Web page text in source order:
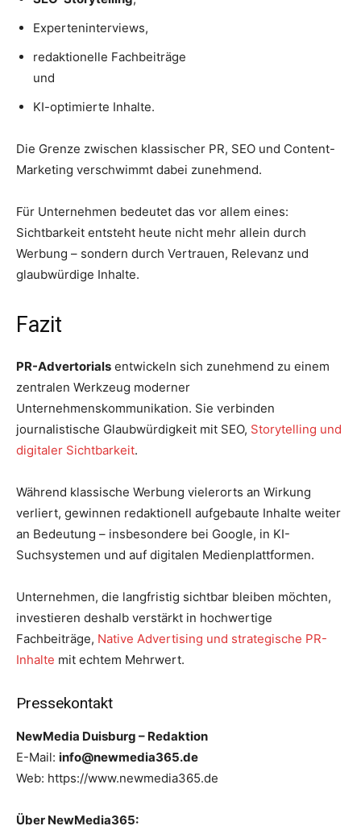
Experteninterviews,
redaktionelle Fachbeiträge
und
KI-optimierte Inhalte.
Die Grenze zwischen klassischer PR, SEO und Content-
Marketing verschwimmt dabei zunehmend.
Für Unternehmen bedeutet das vor allem eines:
Sichtbarkeit entsteht heute nicht mehr allein durch
Werbung – sondern durch Vertrauen, Relevanz und
glaubwürdige Inhalte.
Fazit
PR-Advertorials entwickeln sich zunehmend zu einem
zentralen Werkzeug moderner
Unternehmenskommunikation. Sie verbinden
journalistische Glaubwürdigkeit mit SEO, Storytelling und
digitaler Sichtbarkeit.
Während klassische Werbung vielerorts an Wirkung
verliert, gewinnen redaktionell aufgebaute Inhalte weiter
an Bedeutung – insbesondere bei Google, in KI-
Suchsystemen und auf digitalen Medienplattformen.
Unternehmen, die langfristig sichtbar bleiben möchten,
investieren deshalb verstärkt in hochwertige
Fachbeiträge, Native Advertising und strategische PR-
Inhalte mit echtem Mehrwert.
Pressekontakt
NewMedia Duisburg – Redaktion
E-Mail: info@newmedia365.de
Web: https://www.newmedia365.de
Über NewMedia365: